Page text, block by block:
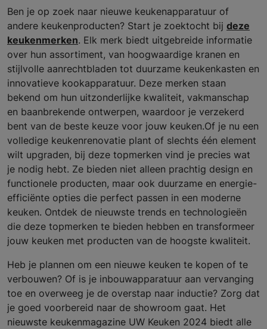
Ben je op zoek naar nieuwe keukenapparatuur of
andere keukenproducten? Start je zoektocht bij deze
keukenmerken. Elk merk biedt uitgebreide informatie
over hun assortiment, van hoogwaardige kranen en
stijlvolle aanrechtbladen tot duurzame keukenkasten en
innovatieve kookapparatuur. Deze merken staan
bekend om hun uitzonderlijke kwaliteit, vakmanschap
en baanbrekende ontwerpen, waardoor je verzekerd
bent van de beste keuze voor jouw keuken.Of je nu een
volledige keukenrenovatie plant of slechts één element
wilt upgraden, bij deze topmerken vind je precies wat
je nodig hebt. Ze bieden niet alleen prachtig design en
functionele producten, maar ook duurzame en energie-
efficiënte opties die perfect passen in een moderne
keuken. Ontdek de nieuwste trends en technologieën
die deze topmerken te bieden hebben en transformeer
jouw keuken met producten van de hoogste kwaliteit.
Heb je plannen om een nieuwe keuken te kopen of te
verbouwen? Of is je inbouwapparatuur aan vervanging
toe en overweeg je de overstap naar inductie? Zorg dat
je goed voorbereid naar de showroom gaat. Het
nieuwste keukenmagazine UW Keuken 2024 biedt alle